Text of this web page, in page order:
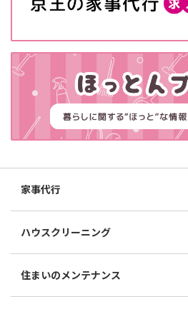
家事代行
ハウスクリーニング
住まいのメンテナンス